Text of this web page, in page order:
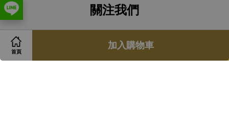
首頁
加入購物車
關注我們